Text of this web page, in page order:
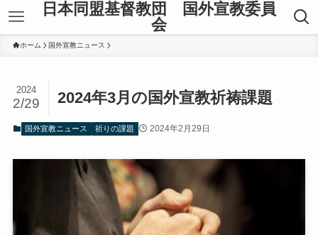
日本同盟基督教団 国外宣教委員
会
ホーム 国外宣教ニュース
2024年3月の国外宣教祈祷課題
2024
2/29
国外宣教ニュース 祈りの課題 2024年2月29日